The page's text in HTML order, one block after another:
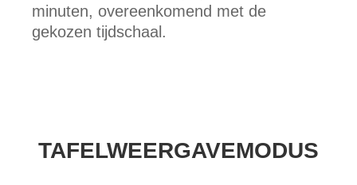
minuten, overeenkomend met de
gekozen tijdschaal.
TAFELWEERGAVEMODUS